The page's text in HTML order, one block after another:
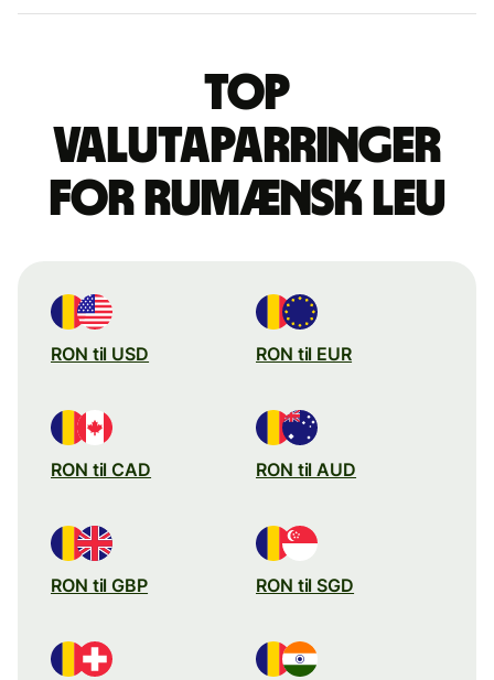
Top
valutaparringer
for rumænsk leu
RON til USD RON til EUR
RON til CAD RON til AUD
RON til GBP RON til SGD